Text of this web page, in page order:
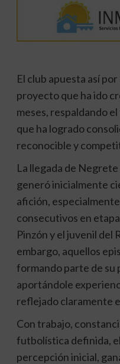
El club apuesta así
proyecto que ha ido
meses, respaldando
que ha logrado
reconocible y
La llegada de Negrete
generó inicialmente
afición,
consecutivos en
Pinzón y el juvenil del
embargo, aquellos
formando parte de su
aportándole
reflejado claramente
Con trabajo,
futbolística definida,
percepción inicial,